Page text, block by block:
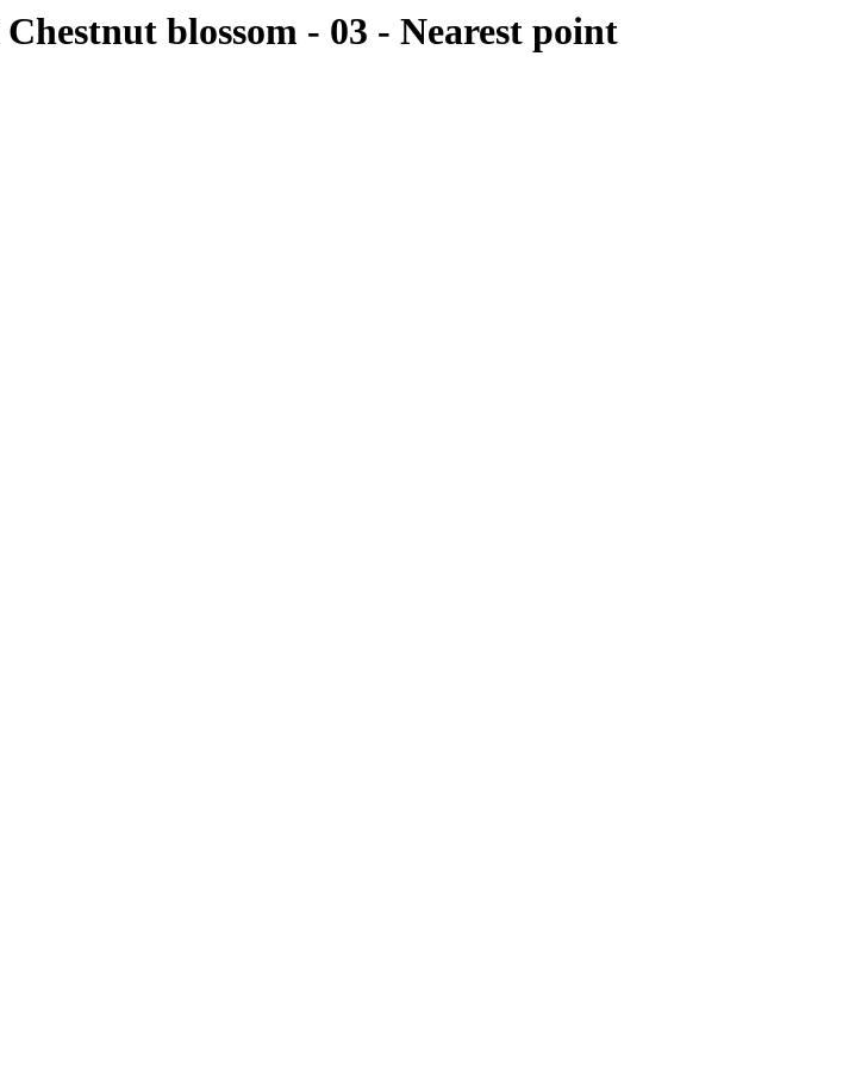
Chestnut blossom - 03 - Nearest point